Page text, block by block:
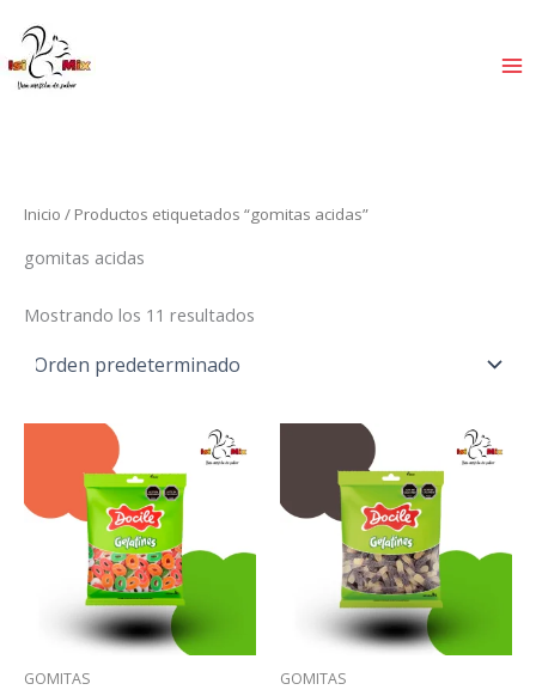
contenido
Inicio / Productos etiquetados “gomitas acidas”
gomitas acidas
Mostrando los 11 resultados
GOMITAS GOMITAS